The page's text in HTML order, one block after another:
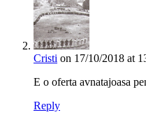
Cristi on 17/10/2018 at
E o oferta avnatajoasa
Reply